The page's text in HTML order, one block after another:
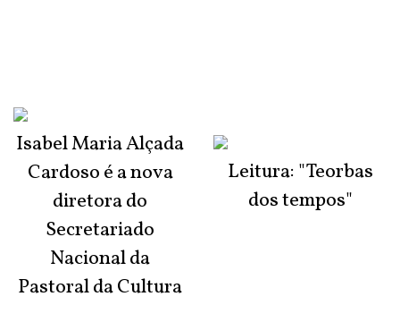
Isabel Maria Alçada
Cardoso é a nova
diretora do
Secretariado
Nacional da
Pastoral da Cultura
Leitura: "Teorbas
dos tempos"